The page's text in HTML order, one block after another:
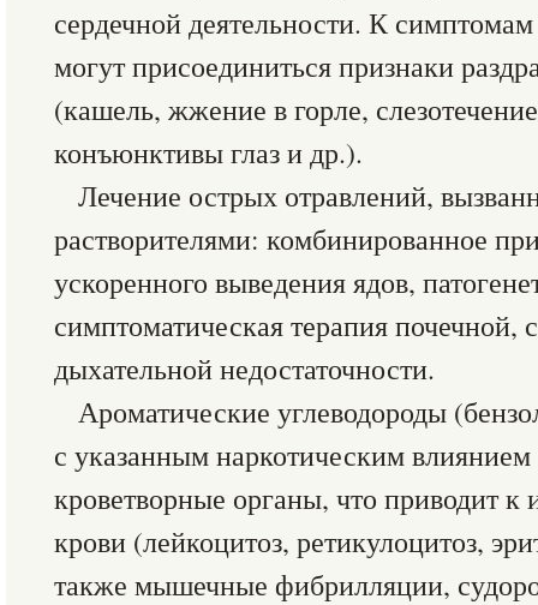
сердечной деятельности. К
могут присоединиться признаки
(кашель, жжение в горле,
конъюнктивы глаз и др.).
Лечение острых отравлений,
растворителями: комбинированное
ускоренного выведения ядов,
симптоматическая терапия почеч­ной,
дыхательной недостаточности.
Ароматические углеводороды
с указанным наркотическим
кроветворные органы, что приводит
крови (лейкоцитоз, ретикуло­цитоз,
также мышечные фибрилляции,